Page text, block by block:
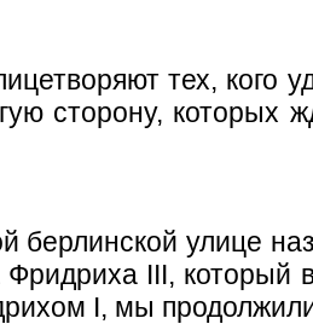
тех, кого
сторону, которых
берлинской улице
Фридриха III, который
I, мы